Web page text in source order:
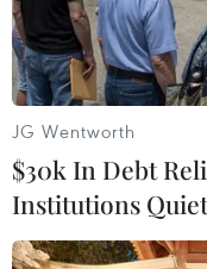
JG Wentworth
$30k In Debt
Institutions